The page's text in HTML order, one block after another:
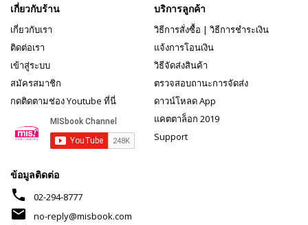
เกี่ยวกับร้าน
เกี่ยวกับเรา
ติดต่อเรา
เข้าสู่ระบบ
สมัครสมาชิก
กดติดตามช่อง Youtube ที่นี่
บริการลูกค้า
วิธีการสั่งซื้อ | วิธีการชำระเงิน
แจ้งการโอนเงิน
วิธีจัดส่งสินค้า
ตรวจสอบถานะการจัดส่ง
ดาวน์โหลด App
แคตตาล็อก 2019
Support
ข้อมูลติดต่อ
phone 02-294-8777
mail
no-reply@misbook.com